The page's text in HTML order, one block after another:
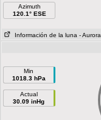
Azimuth
120.1° ESE
Información de la luna - Aurora
Min
1018.3 hPa
Actual
30.09 inHg